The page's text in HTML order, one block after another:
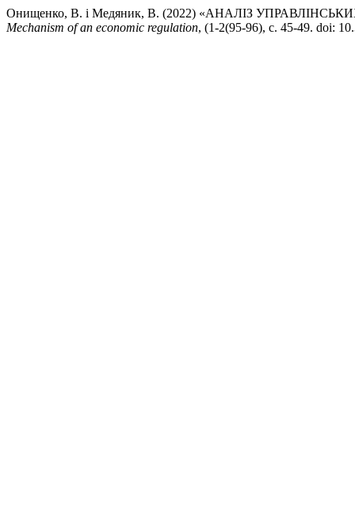
Онищенко, В. і Медяник, В. (2022) «АНАЛІЗ
Mechanism of an economic regulation, (1-2(95-96), с. 45-49. doi: